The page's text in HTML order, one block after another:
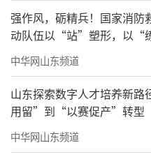
泰山力明技工学校）
校）等。其中，山东
今，主要有两大办学
育，二是致力于乡村
强作风，砺精兵！国家消防
动队伍以“站”塑形，以“
中华网山东频道
山东探索数字人才培养新
用留”到“以赛促产”转型
中华网山东频道